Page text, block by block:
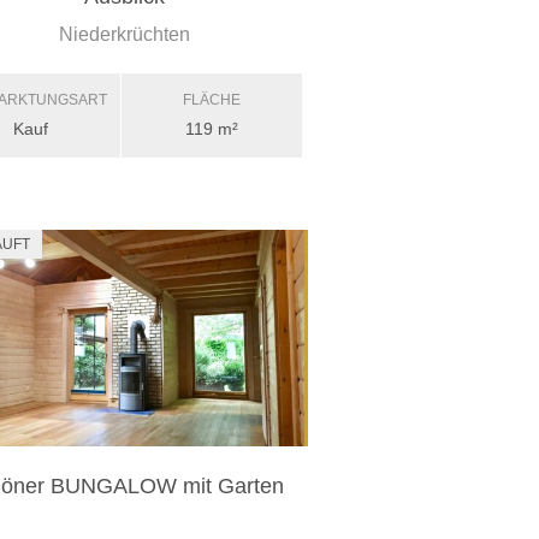
Niederkrüchten
Kauf
FLÄCHE
119 m²
BUNGALOW mit Garten